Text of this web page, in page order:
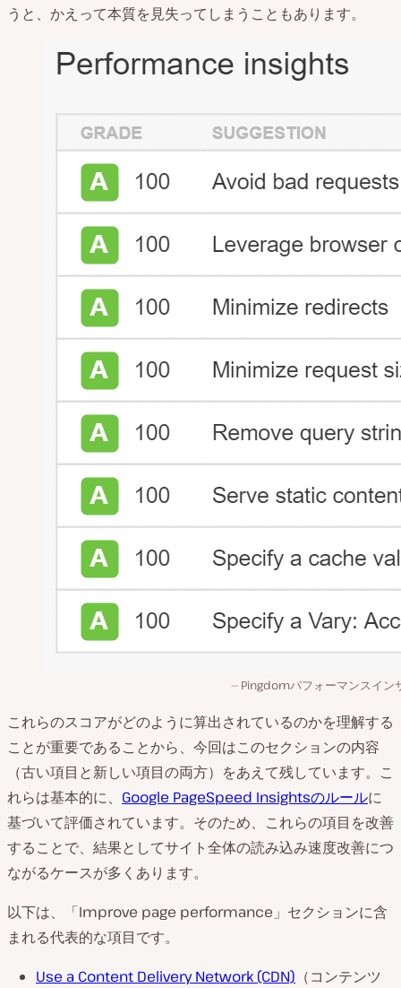
うと、かえって本質を見失ってしまうこともあります。
Pingdomパフォーマンスイン
これらのスコアがどのように算出されているのかを理解する
ことが重要であることから、今回はこのセクションの内容
（古い項目と新しい項目の両方）をあえて残しています。こ
れらは基本的に、 Google PageSpeed Insightsのルールに
基づいて評価されています。そのため、これらの項目を改善
することで、結果としてサイト全体の読み込み速度改善につ
ながるケースが多くあります。
以下は、「Improve page performance」セクションに含
まれる代表的な項目です。
Use a Content Delivery Network (CDN) （コンテンツ